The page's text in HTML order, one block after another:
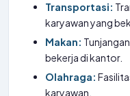
Transportasi:
karyawan yang
Makan:
bekerja di kantor.
Olahraga:
karyawan.